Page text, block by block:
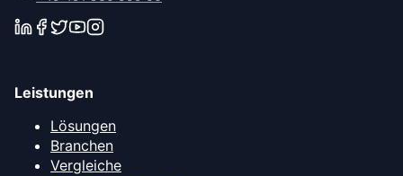
Leistungen
Lösungen
Branchen
Vergleiche